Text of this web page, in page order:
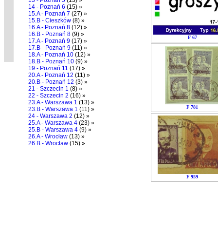
14 - Poznań 6 (15) »
15.A - Poznań 7 (27) »
15.B - Cieszków (8) »
16.A - Poznań 8 (12) »
16.B - Poznań 8 (9) »
17.A - Poznań 9 (17) »
17.B - Poznań 9 (11) »
18.A - Poznań 10 (12) »
18.B - Poznań 10 (9) »
19 - Poznań 11 (17) »
20.A - Poznań 12 (11) »
20.B - Poznań 12 (3) »
21 - Szczecin 1 (8) »
22 - Szczecin 2 (16) »
23.A - Warszawa 1 (13) »
23.B - Warszawa 1 (11) »
24 - Warszawa 2 (12) »
25.A - Warszawa 4 (23) »
25.B - Warszawa 4 (9) »
26.A - Wrocław (13) »
26.B - Wrocław (15) »
F 67
F 781
F 959